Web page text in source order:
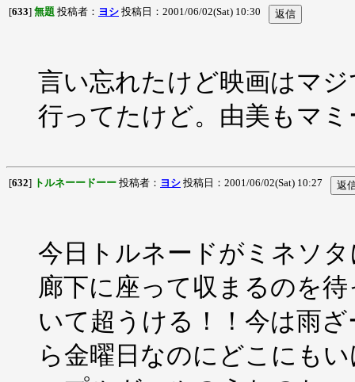
[633] 無題 投稿者： ヨシ 投稿日：2001/06/02(Sat) 10:30
言い忘れたけど映画はマ
行ってたけど。由美もマ
[632] トルネーードーー 投稿者： ヨシ 投稿日：2001/06/02(Sat) 10:27
今日トルネードがミネソ
廊下に座って収まるのを
いて超うける！！今は雨
ら金曜日なのにどこにも